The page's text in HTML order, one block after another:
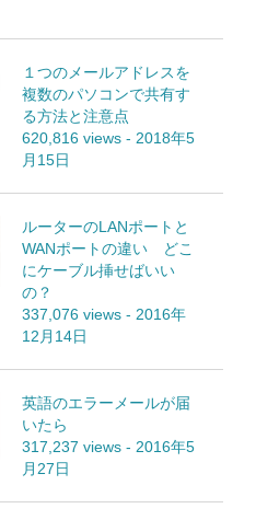
１つのメールアドレスを
複数のパソコンで共有す
る方法と注意点
620,816 views - 2018年5
月15日
ルーターのLANポートと
WANポートの違い どこ
にケーブル挿せばいい
の？
337,076 views - 2016年
12月14日
英語のエラーメールが届
いたら
317,237 views - 2016年5
月27日